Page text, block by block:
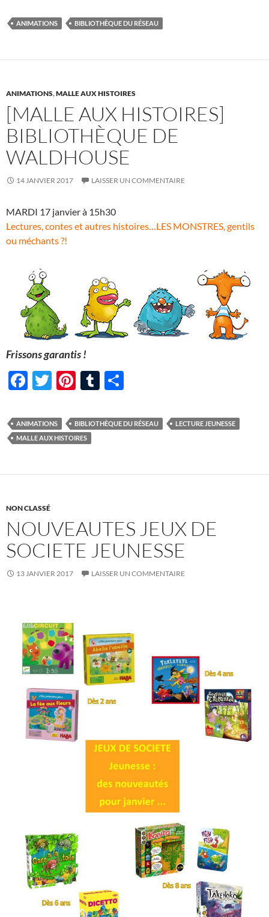
e
b
o
k
itt
er
er
es
t
m
bl
r
ta
g
er
ANIMATIONS BIBLIOTHÈQUE DU RÉSEAU
ANIMATIONS,MALLE AUX HISTOIRES
[MALLE AUX HISTOIRES]
BIBLIOTHÈQUE DE
WALDHOUSE
14 JANVIER 2017 LAISSER UN COMMENTAIRE
MARDI 17 janvier à 15h30
Lectures, contes et autres histoires…LES MONSTRES, gentils
ou méchants ?!
Frissons garantis !
F
e
b
o
T
itt
er
Pi
er
es
T
m
bl
ta
g
ANIMATIONS BIBLIOTHÈQUE DU RÉSEAU
LECTURE JEUNESSE
MALLE AUX HISTOIRES
NON CLASSÉ
NOUVEAUTES JEUX DE
SOCIETE JEUNESSE
13 JANVIER 2017 LAISSER UN COMMENTAIRE